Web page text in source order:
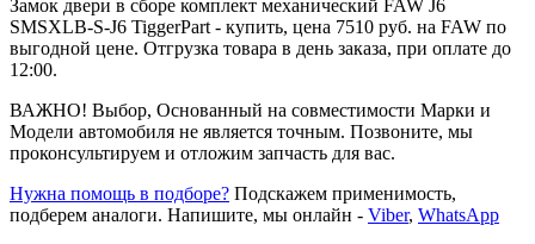
Замок двери в сборе комплект механический FAW J6
SMSXLB-S-J6 TiggerPart - купить, цена 7510 руб. на FAW по
выгодной цене. Отгрузка товара в день заказа, при оплате до
12:00.
ВАЖНО! Выбор, Основанный на совместимости Марки и
Модели автомобиля не является точным. Позвоните, мы
проконсультируем и отложим запчасть для вас.
Нужна помощь в подборе? Подскажем применимость,
подберем аналоги. Напишите, мы онлайн - Viber, WhatsApp